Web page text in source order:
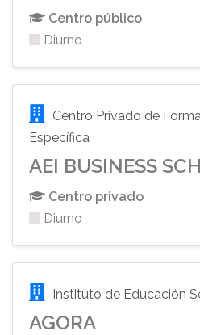
Centro público
Diurno
Centro Privado de
Específica
AEI BUSINESS
Centro privado
Diurno
Instituto de Educación
AGORA